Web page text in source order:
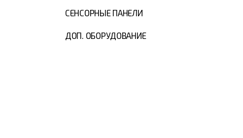
СЕНСОРНЫЕ ПАНЕЛИ
ДОП. ОБОРУДОВАНИЕ